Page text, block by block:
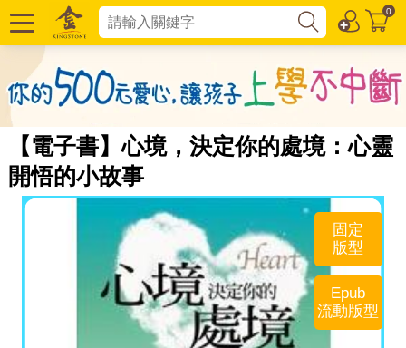
0
【電子書】心境，決定你的處境：心靈
開悟的小故事
固定
版型
Epub
流動版型